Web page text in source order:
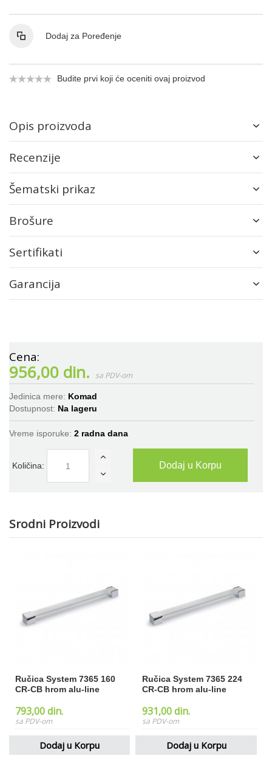
Dodaj za Poređenje
Budite prvi koji će oceniti ovaj proizvod
956,00 din.
Jedinica mere: Komad
Dostupnost: Na lageru
Vreme isporuke: 2 radna dana
Količina: Dodaj u Korpu
Opis proizvoda
Recenzije
Šematski prikaz
Brošure
Sertifikati
Garancija
Srodni Proizvodi
Ručica System 7365 160
CR-CB hrom alu-line
793,00 din.
Dodaj u Korpu
Ručica System 7365 224
CR-CB hrom alu-line
931,00 din.
Dodaj u Korpu